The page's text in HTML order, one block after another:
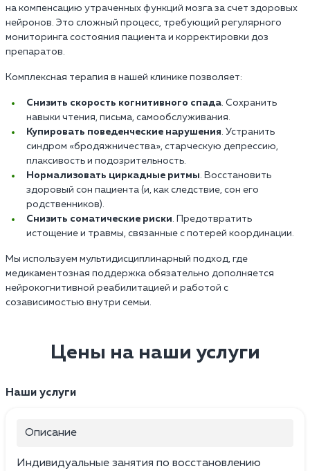
на компенсацию утраченных функций мозга за счет здоровых
нейронов. Это сложный процесс, требующий регулярного
мониторинга состояния пациента и корректировки доз
препаратов.
Комплексная терапия в нашей клинике позволяет:
Снизить скорость когнитивного спада. Сохранить
навыки чтения, письма, самообслуживания.
Купировать поведенческие нарушения. Устранить
синдром «бродяжничества», старческую депрессию,
плаксивость и подозрительность.
Нормализовать циркадные ритмы. Восстановить
здоровый сон пациента (и, как следствие, сон его
родственников).
Снизить соматические риски. Предотвратить
истощение и травмы, связанные с потерей координации.
Мы используем мультидисциплинарный подход, где
медикаментозная поддержка обязательно дополняется
нейрокогнитивной реабилитацией и работой с
созависимостью внутри семьи.
Цены на наши услуги
Наши услуги
Описание
Индивидуальные занятия по восстановлению